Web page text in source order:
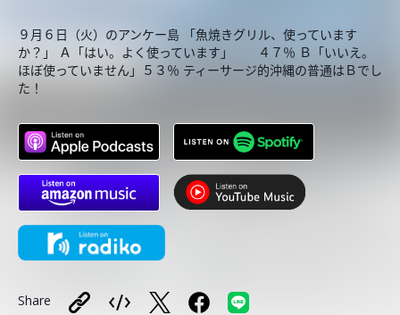
９月６日（火）のアンケー島 「魚焼きグリル、使っています
か？」 Ａ「はい。よく使っています」 ４７％ Ｂ「いいえ。
ほぼ使っていません」５３％ ティーサージ的沖縄の普通はＢでし
た！
Share